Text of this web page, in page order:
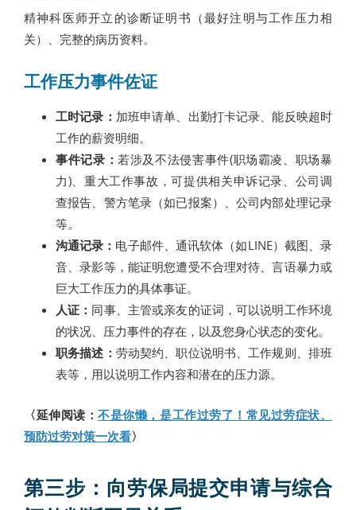
精神科医师开立的诊断证明书（最好注明与工作压力相
关）、完整的病历资料。
工作压力事件佐证
工时记录： 加班申请单、出勤打卡记录、能反映超时
工作的薪资明细。
事件记录： 若涉及不法侵害事件(职场霸凌、职场暴
力)、重大工作事故，可提供相关申诉记录、公司调
查报告、警方笔录（如已报案）、公司内部处理记录
等。
沟通记录： 电子邮件、通讯软体（如LINE）截图、录
音、录影等，能证明您遭受不合理对待、言语暴力或
巨大工作压力的具体事证。
人证： 同事、主管或亲友的证词，可以说明工作环境
的状况、压力事件的存在，以及您身心状态的变化。
职务描述： 劳动契约、职位说明书、工作规则、排班
表等，用以说明工作内容和潜在的压力源。
〈延伸阅读：不是你懒，是工作过劳了！常见过劳症状、
预防过劳对策一次看〉
第三步：向劳保局提交申请与综合